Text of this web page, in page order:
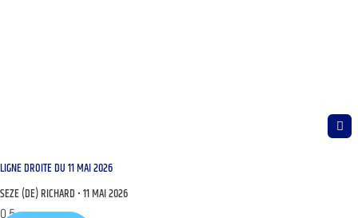
LIGNE DROITE DU 11 MAI 2026
SEZE (DE) RICHARD 11 MAI 2026